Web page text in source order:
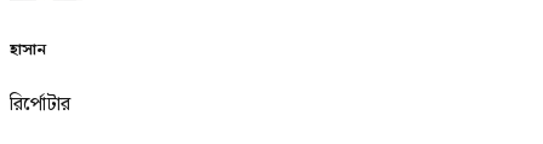
হাসান
রির্পোটার